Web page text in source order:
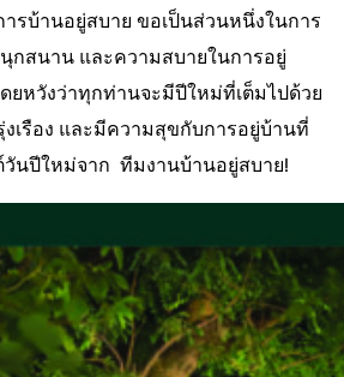
รบ้านอยู่สบาย ขอเป็นส่วนหนึ่งในการ
กสนาน และความสบายในการอยู่
ยหวังว่าทุกท่านจะมีปีใหม่ที่เต็มไปด้วย
เรือง และมีความสุขกับการอยู่บ้านที่
นปีใหม่จาก ทีมงานบ้านอยู่สบาย!